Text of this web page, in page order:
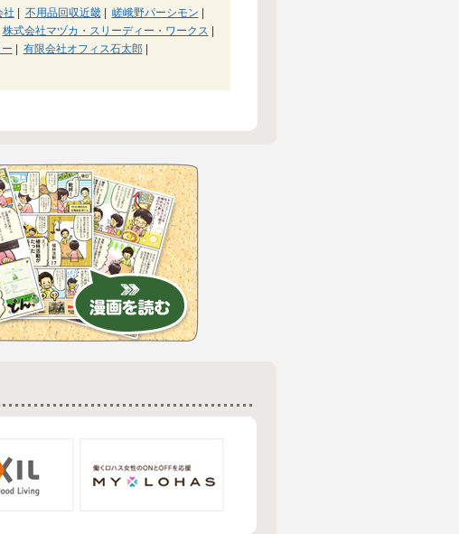
社 不用品回収近畿| 嵯峨野パーシモン
株式会社マヅカ・スリーディー・ワークス
有限会社オフィス石太郎|